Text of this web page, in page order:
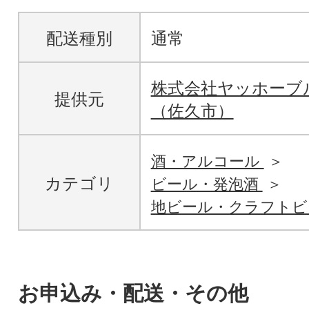
配送種別 通常
提供元
株式会社ヤッホーブ
（佐久市）
カテゴリ
酒・アルコール
ビール・発泡酒
地ビール・クラフト
お申込み・配送・その他